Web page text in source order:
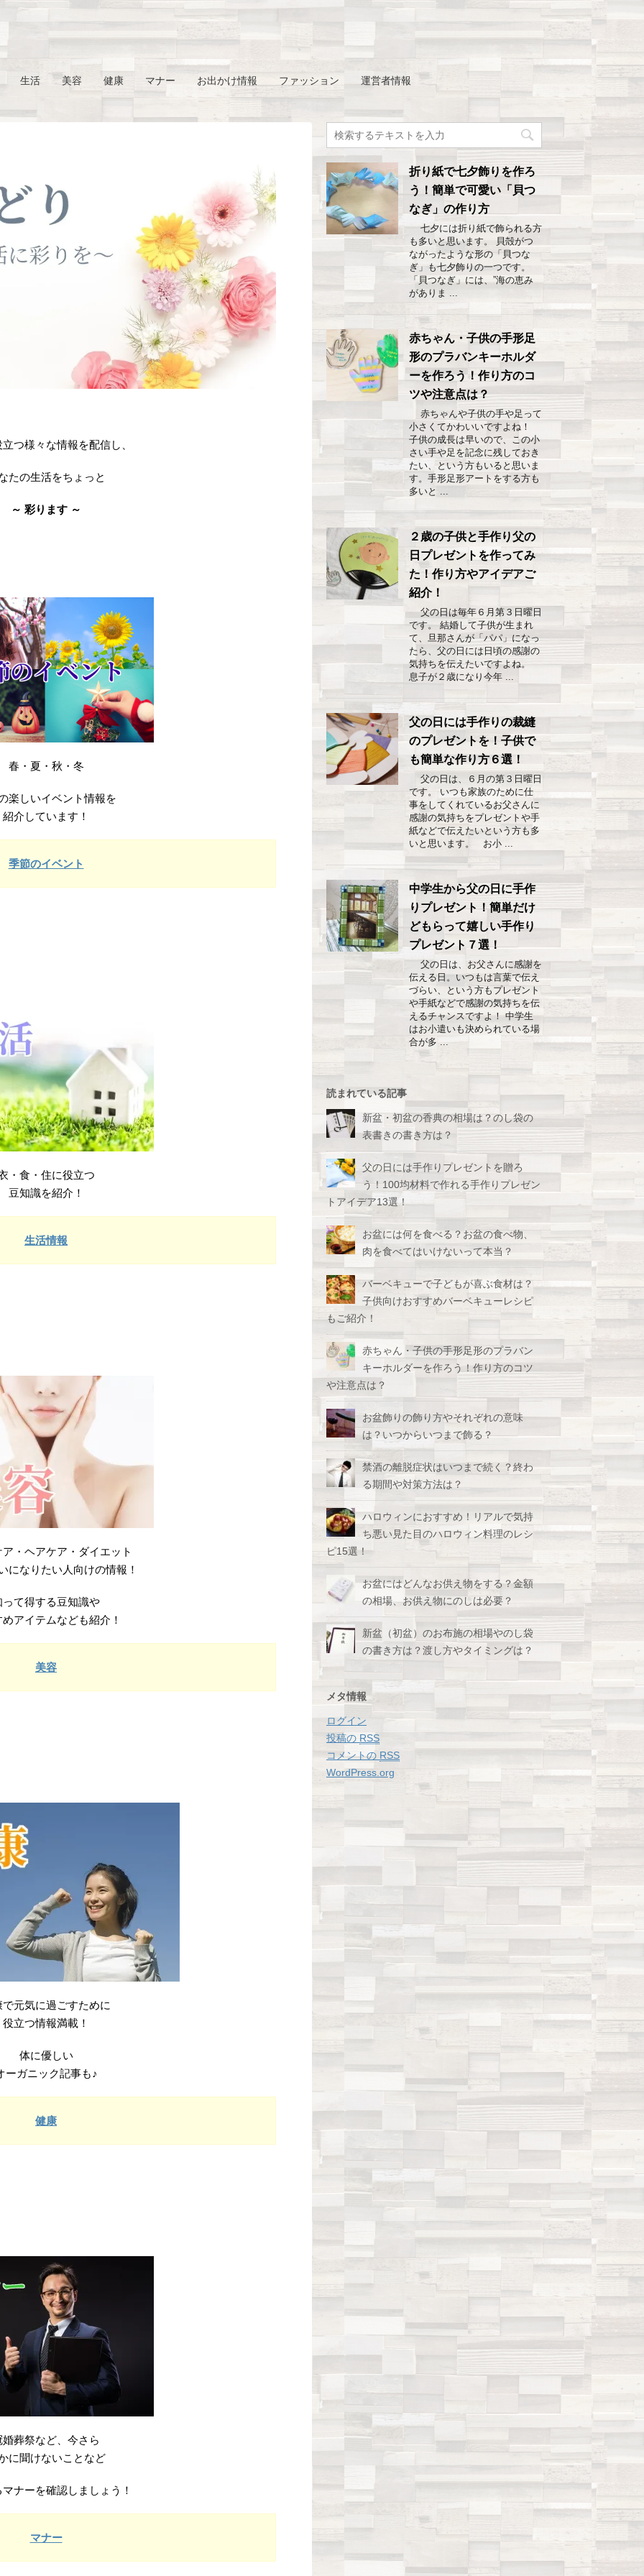
生活 美容 健康 マナー お出かけ情報 ファッション 運営者情報
つ様々な情報を配信し、
たの生活をちょっと
～ 彩ります ～
春・夏・秋・冬
楽しいイベント情報を
紹介しています！
季節のイベント
・食・住に役立つ
豆知識を紹介！
生活情報
・ヘアケア・ダイエット
になりたい人向けの情報！
って得する豆知識や
アイテムなども紹介！
美容
で元気に過ごすために
役立つ情報満載！
体に優しい
ーガニック記事も♪
健康
婚葬祭など、今さら
に聞けないことなど
ナーを確認しましょう！
マナー
折り紙で七夕飾りを作ろ
う！簡単で可愛い「貝つ
なぎ」の作り方
七夕には折り紙で飾られる方
も多いと思います。 貝殻がつ
ながったような形の「貝つな
ぎ」も七夕飾りの一つです。
「貝つなぎ」には、”海の恵み
がありま ...
赤ちゃん・子供の手形足
形のプラバンキーホルダ
ーを作ろう！作り方のコ
ツや注意点は？
赤ちゃんや子供の手や足って
小さくてかわいいですよね！
子供の成長は早いので、この小
さい手や足を記念に残しておき
たい、という方もいると思いま
す。手形足形アートをする方も
多いと ...
２歳の子供と手作り父の
日プレゼントを作ってみ
た！作り方やアイデアご
紹介！
父の日は毎年６月第３日曜日
です。 結婚して子供が生まれ
て、旦那さんが「パパ」になっ
たら、父の日には日頃の感謝の
気持ちを伝えたいですよね。
息子が２歳になり今年 ...
父の日には手作りの裁縫
のプレゼントを！子供で
も簡単な作り方６選！
父の日は、６月の第３日曜日
です。 いつも家族のために仕
事をしてくれているお父さんに
感謝の気持ちをプレゼントや手
紙などで伝えたいという方も多
いと思います。 お小 ...
中学生から父の日に手作
りプレゼント！簡単だけ
どもらって嬉しい手作り
プレゼント７選！
父の日は、お父さんに感謝を
伝える日。いつもは言葉で伝え
づらい、という方もプレゼント
や手紙などで感謝の気持ちを伝
えるチャンスですよ！ 中学生
はお小遣いも決められている場
合が多 ...
読まれている記事
新盆・初盆の香典の相場は？のし袋の
表書きの書き方は？
父の日には手作りプレゼントを贈ろ
う！100均材料で作れる手作りプレゼン
トアイデア13選！
お盆には何を食べる？お盆の食べ物、
肉を食べてはいけないって本当？
バーベキューで子どもが喜ぶ食材は？
子供向けおすすめバーベキューレシピ
もご紹介！
赤ちゃん・子供の手形足形のプラバン
キーホルダーを作ろう！作り方のコツ
や注意点は？
お盆飾りの飾り方やそれぞれの意味
は？いつからいつまで飾る？
禁酒の離脱症状はいつまで続く？終わ
る期間や対策方法は？
ハロウィンにおすすめ！リアルで気持
ち悪い見た目のハロウィン料理のレシ
ピ15選！
お盆にはどんなお供え物をする？金額
の相場、お供え物にのしは必要？
新盆（初盆）のお布施の相場やのし袋
の書き方は？渡し方やタイミングは？
メタ情報
ログイン
投稿の RSS
コメントの RSS
WordPress.org